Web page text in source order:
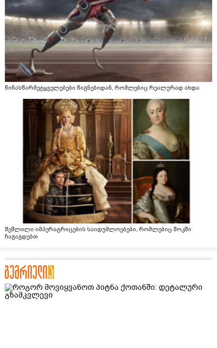
წინასწარმეტყველებები წიგნებიდან, რომლებიც რეალურად ახდა
შეშლილი იმპერატრიცების საიდუმლოებები, რომლებიც შოკში
ჩაგაგდებთ